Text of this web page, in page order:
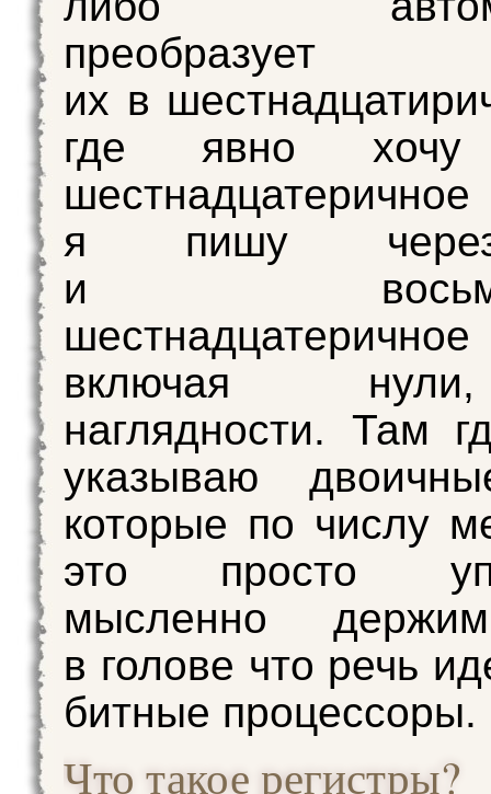
преобразует
их в
где явно хочу
я пишу
и
включая
наглядности. Там
указываю
которые по числу
это просто
мысленно
в голове что речь
битные процессоры.
Что такое регистры?